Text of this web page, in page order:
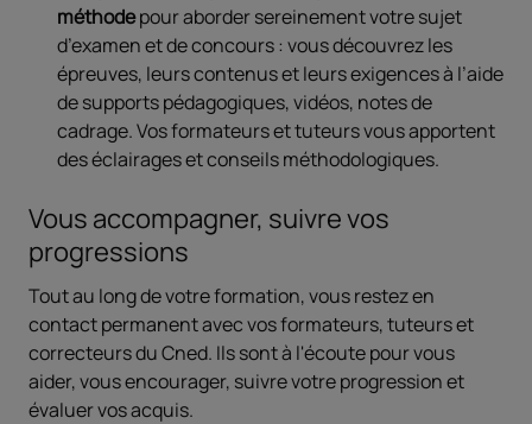
méthodepour aborder sereinement votre sujet
d’examen et de concours : vous découvrez les
épreuves, leurs contenus et leurs exigences à l’aide
de supports pédagogiques, vidéos, notes de
cadrage. Vos formateurs et tuteurs vous apportent
des éclairages et conseils méthodologiques.
Vous accompagner, suivre vos
progressions
Tout au long de votre formation, vous restez en
contact permanent avec vos formateurs, tuteurs et
correcteurs du Cned. Ils sont à l'écoute pour vous
aider, vous encourager, suivre votre progression et
évaluer vos acquis.